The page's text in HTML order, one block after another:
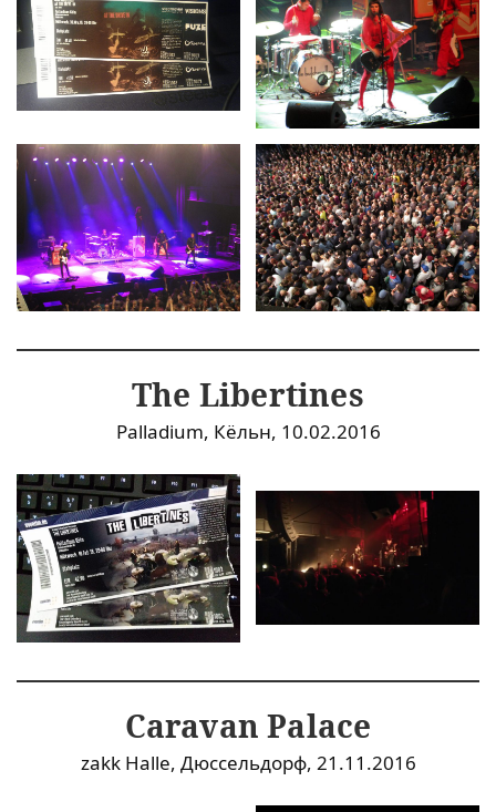
The Libertines
Palladium, Кёльн, 10.02.2016
Caravan Palace
zakk Halle, Дюссельдорф, 21.11.2016